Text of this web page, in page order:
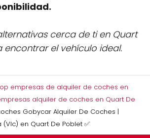
cerca de ti en Quart
encontrar el vehículo ideal.
empresas de alquiler de coches en
alquiler de coches en Quart De
Gobycar Alquiler De Coches |
en Quart De Poblet ✅